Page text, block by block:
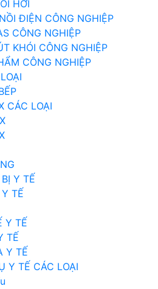
HƠI
ĐIỆN CÔNG NGHIỆP
CÔNG NGHIỆP
KHÓI CÔNG NGHIỆP
CÔNG NGHIỆP
CÁC LOẠI
Y TẾ
TẾ
Y TẾ
TẾ
Y TẾ
Y TẾ CÁC LOẠI